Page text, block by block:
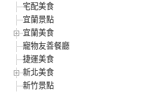
宅配美食
宜蘭景點
宜蘭美食
寵物友善餐廳
捷運美食
新北美食
新竹景點